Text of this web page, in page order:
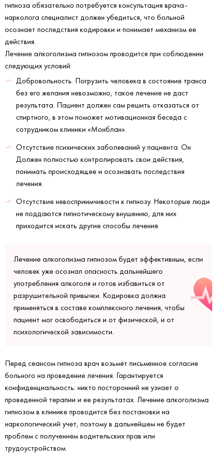
гипноза обязательно потребуется консультация врача-
нарколога специалист должен убедиться, что больной
осознает последствия кодировки и понимает механизм ее
действия.
Лечение алкоголизма гипнозом проводится при соблюдении
следующих условий:
Добровольность. Погрузить человека в состояние транса
без его желания невозможно, такое лечение не даст
результата. Пациент должен сам решить отказаться от
спиртного, в этом поможет мотивационная беседа с
сотрудником клиники «Монблан».
Отсутствие психических заболеваний у пациента. Он
Должен полностью контролировать свои действия,
понимать происходящее и осознавать последствия
лечения.
Отсутствие невосприимчивости к гипнозу. Некоторые люди
не поддаются гипнотическому внушению, для них
приходится искать другие способы лечения.
Лечение алкоголизма гипнозом будет эффективным, если
человек уже осознал опасность дальнейшего
употребления алкоголя и готов избавиться от
разрушительной привычки. Кодировка должна
применяться в составе комплексного лечения, чтобы
пациент мог освободиться и от физической, и от
психологической зависимости.
Перед сеансом гипноза врач возьмёт письменное согласие
больного на проведение лечения. Гарантируется
конфиденциальность: никто посторонний не узнает о
проведенной терапии и ее результатах. Лечение алкоголизма
гипнозом в клинике проводится без постановки на
наркологический учет, поэтому в дальнейшем не будет
проблем с получением водительских прав или
трудоустройством.